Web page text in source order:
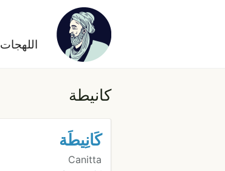
اللهجات
كانيطة
كَانِيطَة
Canitta